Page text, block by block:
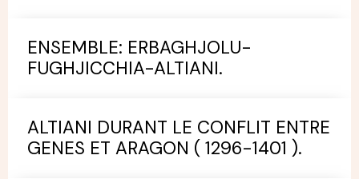
ENSEMBLE: ERBAGHJOLU-
FUGHJICCHIA-ALTIANI.
ALTIANI DURANT LE CONFLIT ENTRE
GENES ET ARAGON ( 1296-1401 ).